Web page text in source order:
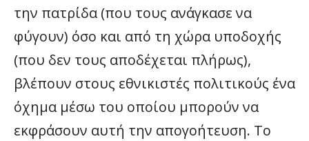
την πατρίδα (που τους ανάγκασε να
φύγουν) όσο και από τη χώρα υποδοχής
(που δεν τους αποδέχεται πλήρως),
βλέπουν στους εθνικιστές πολιτικούς ένα
όχημα μέσω του οποίου μπορούν να
εκφράσουν αυτή την απογοήτευση. Το